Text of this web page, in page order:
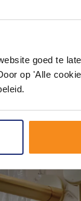
goed te
op 'Alle